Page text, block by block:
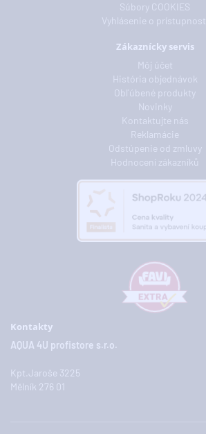
Súbory COOKIES
Vyhlásenie o prístupnosti
Zákaznícky servis
Môj účet
História objednávok
Obľúbené produkty
Novinky
Kontaktujte nás
Reklamácie
Odstúpenie od zmluvy
Hodnocení zákazníků
Kontakty
AQUA 4U profistore s.r.o.
Kpt.Jaroše 3225
Mělník 276 01